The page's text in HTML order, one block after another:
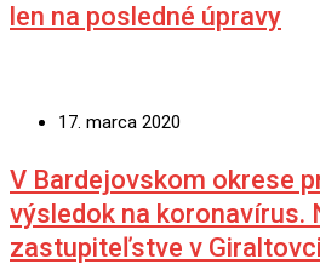
len na posledné úpravy
17. marca 2020
V Bardejovskom okrese
výsledok na koronavírus.
zastupiteľstve v